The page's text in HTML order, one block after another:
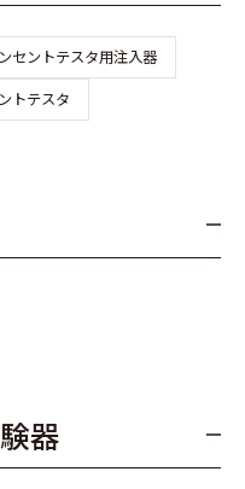
セントテスタ用注入器
トテスタ
器